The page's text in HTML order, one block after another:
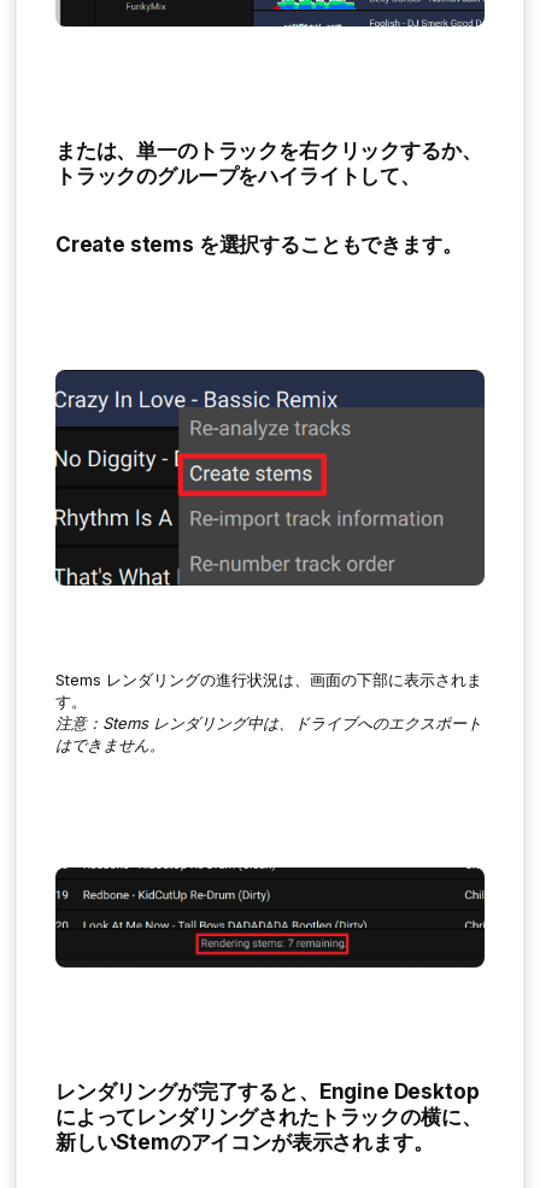
または、単一のトラックを右クリックするか、
トラックのグループをハイライトして、
Create stems を選択することもできます。
Stems レンダリングの進行状況は、画面の下部に表示されま
す。
注意：Stems レンダリング中は、ドライブへのエクスポート
はできません。
レンダリングが完了すると、Engine Desktop
によってレンダリングされたトラックの横に、
新しいStemのアイコンが表示されます。